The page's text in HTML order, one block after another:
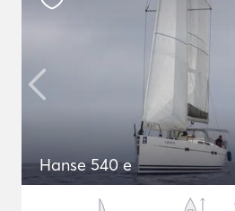
Hanse 540 e